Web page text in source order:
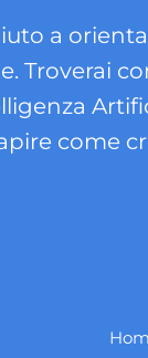
a
Troverai
come